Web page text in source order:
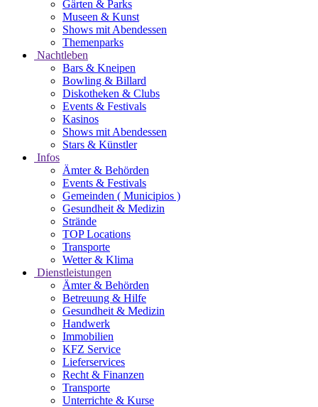
Gärten & Parks
Museen & Kunst
Shows mit Abendessen
Themenparks
Nachtleben
Bars & Kneipen
Bowling & Billard
Diskotheken & Clubs
Events & Festivals
Kasinos
Shows mit Abendessen
Stars & Künstler
Infos
Ämter & Behörden
Events & Festivals
Gemeinden ( Municipios )
Gesundheit & Medizin
Strände
TOP Locations
Transporte
Wetter & Klima
Dienstleistungen
Ämter & Behörden
Betreuung & Hilfe
Gesundheit & Medizin
Handwerk
Immobilien
KFZ Service
Lieferservices
Recht & Finanzen
Transporte
Unterrichte & Kurse